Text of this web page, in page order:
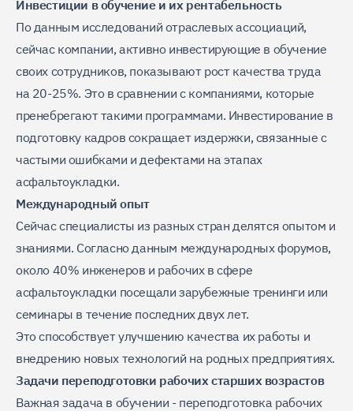
Инвестиции в обучение и их рентабельность
По данным исследований отраслевых ассоциаций,
сейчас компании, активно инвестирующие в обучение
своих сотрудников, показывают рост качества труда
на 20-25%. Это в сравнении с компаниями, которые
пренебрегают такими программами. Инвестирование в
подготовку кадров сокращает издержки, связанные с
частыми ошибками и дефектами на этапах
асфальтоукладки.
Международный опыт
Сейчас специалисты из разных стран делятся опытом и
знаниями. Согласно данным международных форумов,
около 40% инженеров и рабочих в сфере
асфальтоукладки посещали зарубежные тренинги или
семинары в течение последних двух лет.
Это способствует улучшению качества их работы и
внедрению новых технологий на родных предприятиях.
Задачи переподготовки рабочих старших возрастов
Важная задача в обучении - переподготовка рабочих